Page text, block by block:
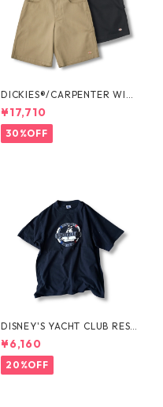
DICKIES®/CARPENTER WIDE
SHORTS -SEDAN ALL-PURPO
SE-
¥17,710
30%OFF
DISNEY'S YACHT CLUB RESO
RT Tee
¥6,160
20%OFF